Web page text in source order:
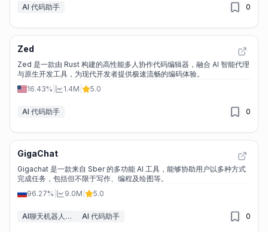
AI 代码助手 0
Zed
Zed 是一款由 Rust 构建的高性能多人协作代码编辑器，融合 AI 智能代理
与原生开发工具，为现代开发者提供极速流畅的编码体验。
16.43%
1.4M 5.0
AI 代码助手 0
GigaChat
Gigachat 是一款来自 Sber 的多功能 AI 工具，能够协助用户以多种方式
完成任务，包括但不限于写作、编程及绘图等。
96.27%
9.0M 5.0
AI聊天机器人&LLM AI 代码助手 0